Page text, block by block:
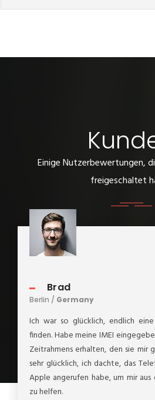
Einige Nutzerbewertungen,
freigeschaltet
Brad
Berlin / Germany
Ich war so glücklich, endlich
finden. Habe meine IMEI
Zeitrahmens erhalten, den sie mir
sehr glücklich, ich dachte, das
Apple angerufen habe, um mir
zu helfen.